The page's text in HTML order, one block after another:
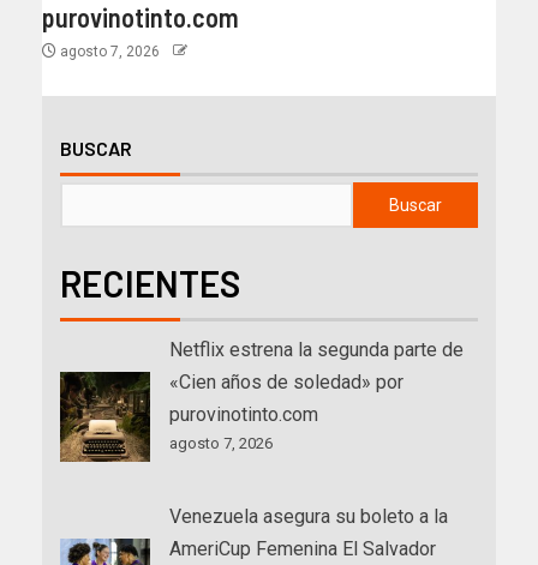
purovinotinto.com
agosto 7, 2026
BUSCAR
Buscar
RECIENTES
Netflix estrena la segunda parte de
«Cien años de soledad» por
purovinotinto.com
agosto 7, 2026
Venezuela asegura su boleto a la
AmeriCup Femenina El Salvador